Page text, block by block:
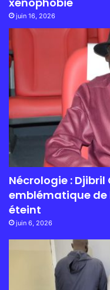
juin 16, 2026
Nécrologie :
emblématique de
éteint
juin 6, 2026